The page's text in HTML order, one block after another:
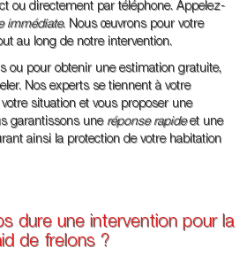
ou directement par téléphone. Appelez-
immédiate. Nous œuvrons pour votre
au long de notre intervention.
ou pour obtenir une estimation gratuite,
Nos experts se tiennent à votre
situation et vous proposer une
garantissons une réponse rapideet une
ainsi la protection de votre habitation
dure une intervention pour la
de frelons ?